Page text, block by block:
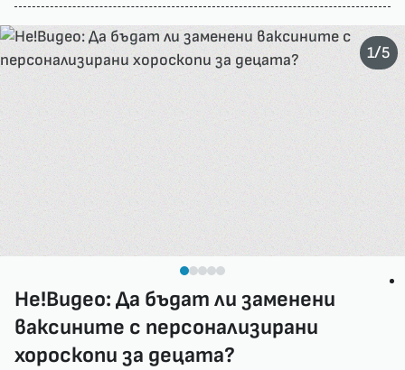
Не!Видео: Да бъдат ли заменени
ваксините с персонализирани
хороскопи за децата?
1/5